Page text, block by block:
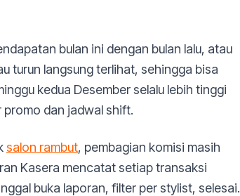
bulan ini dengan bulan lalu, atau
turun langsung terlihat, sehingga bisa
kedua Desember selalu lebih tinggi
dan jadwal shift.
salon rambut, pembagian komisi masih
Kasera mencatat setiap transaksi
buka laporan, filter per stylist, selesai.